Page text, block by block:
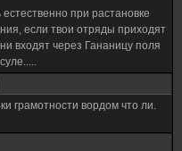
при растановке
если твои отряды приходят
входят через Гананицу поля
грамотности вордом что ли.